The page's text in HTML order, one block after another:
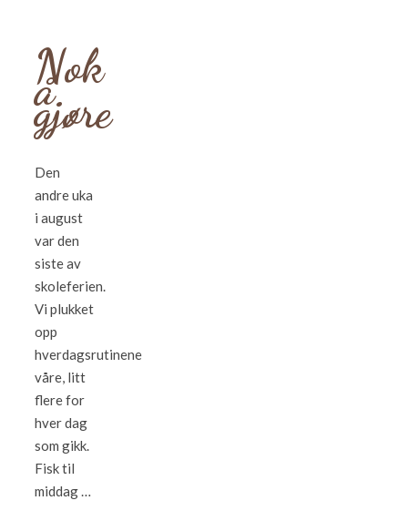
Nok
å
gjøre
Den
andre uka
i august
var den
siste av
skoleferien.
Vi plukket
opp
hverdagsrutinene
våre, litt
flere for
hver dag
som gikk.
Fisk til
middag …